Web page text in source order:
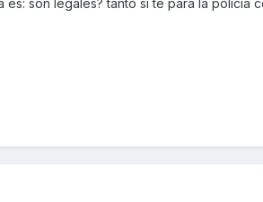
son legales? tanto si te para la policia